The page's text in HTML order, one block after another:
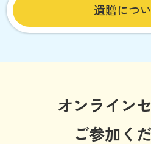
遺贈につ
オンライン
ご参加く